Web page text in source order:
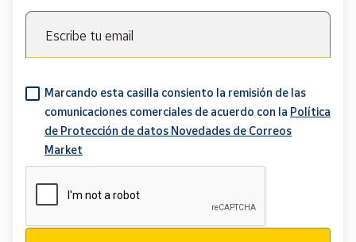
Escribe tu email
Marcando esta casilla consiento la remisión de las
comunicaciones comerciales de acuerdo con la Política
de Protección de datos Novedades de Correos
Market